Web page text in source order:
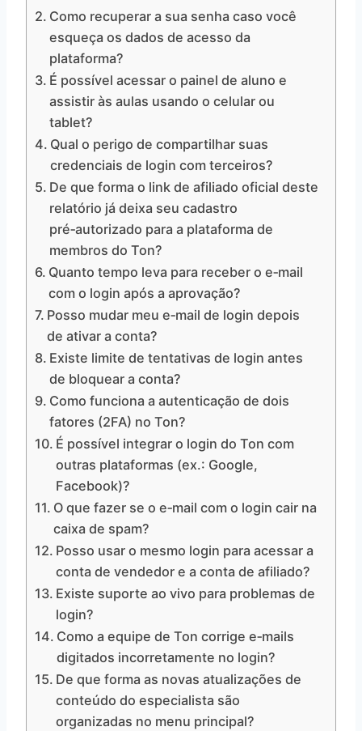
Como recuperar a sua senha caso você
esqueça os dados de acesso da
plataforma?
É possível acessar o painel de aluno e
assistir às aulas usando o celular ou
tablet?
Qual o perigo de compartilhar suas
credenciais de login com terceiros?
De que forma o link de afiliado oficial deste
relatório já deixa seu cadastro
pré‑autorizado para a plataforma de
membros do Ton?
Quanto tempo leva para receber o e‑mail
com o login após a aprovação?
Posso mudar meu e‑mail de login depois
de ativar a conta?
Existe limite de tentativas de login antes
de bloquear a conta?
Como funciona a autenticação de dois
fatores (2FA) no Ton?
É possível integrar o login do Ton com
outras plataformas (ex.: Google,
Facebook)?
O que fazer se o e‑mail com o login cair na
caixa de spam?
Posso usar o mesmo login para acessar a
conta de vendedor e a conta de afiliado?
Existe suporte ao vivo para problemas de
login?
Como a equipe de Ton corrige e‑mails
digitados incorretamente no login?
De que forma as novas atualizações de
conteúdo do especialista são
organizadas no menu principal?